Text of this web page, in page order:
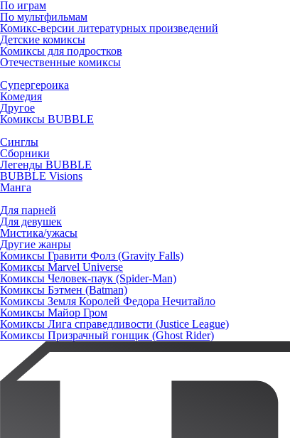
По играм
По мультфильмам
Комикс-версии литературных произведений
Детские комиксы
Комиксы для подростков
Отечественные комиксы
Супергероика
Комедия
Другое
Комиксы BUBBLE
Синглы
Сборники
Легенды BUBBLE
BUBBLE Visions
Манга
Для парней
Для девушек
Мистика/ужасы
Другие жанры
Комиксы Гравити Фолз (Gravity Falls)
Комиксы Marvel Universe
Комиксы Человек-паук (Spider-Man)
Комиксы Бэтмен (Batman)
Комиксы Земля Королей Федора Нечитайло
Комиксы Майор Гром
Комиксы Лига справедливости (Justice League)
Комиксы Призрачный гонщик (Ghost Rider)